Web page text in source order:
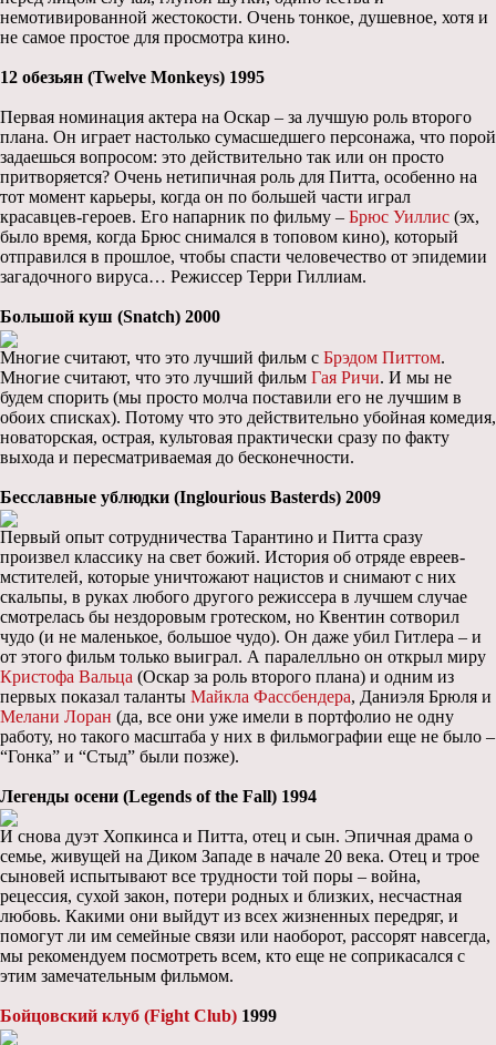
немотивированной жестокости. Очень тонкое, душевное, хотя и
не самое простое для просмотра кино.
12 обезьян (Twelve Monkeys) 1995
Первая номинация актера на Оскар – за лучшую роль второго
плана. Он играет настолько сумасшедшего персонажа, что порой
задаешься вопросом: это действительно так или он просто
притворяется? Очень нетипичная роль для Питта, особенно на
тот момент карьеры, когда он по большей части играл
красавцев-героев. Его напарник по фильму – Брюс Уиллис (эх,
было время, когда Брюс снимался в топовом кино), который
отправился в прошлое, чтобы спасти человечество от эпидемии
загадочного вируса… Режиссер Терри Гиллиам.
Большой куш (Snatch) 2000
Многие считают, что это лучший фильм с Брэдом Питтом.
Многие считают, что это лучший фильм Гая Ричи. И мы не
будем спорить (мы просто молча поставили его не лучшим в
обоих списках). Потому что это действительно убойная комедия,
новаторская, острая, культовая практически сразу по факту
выхода и пересматриваемая до бесконечности.
Бесславные ублюдки (Inglourious Basterds) 2009
Первый опыт сотрудничества Тарантино и Питта сразу
произвел классику на свет божий. История об отряде евреев-
мстителей, которые уничтожают нацистов и снимают с них
скальпы, в руках любого другого режиссера в лучшем случае
смотрелась бы нездоровым гротеском, но Квентин сотворил
чудо (и не маленькое, большое чудо). Он даже убил Гитлера – и
от этого фильм только выиграл. А паралелльно он открыл миру
Кристофа Вальца (Оскар за роль второго плана) и одним из
первых показал таланты Майкла Фассбендера, Даниэля Брюля и
Мелани Лоран (да, все они уже имели в портфолио не одну
работу, но такого масштаба у них в фильмографии еще не было –
“Гонка” и “Стыд” были позже).
Легенды осени (Legends of the Fall) 1994
И снова дуэт Хопкинса и Питта, отец и сын. Эпичная драма о
семье, живущей на Диком Западе в начале 20 века. Отец и трое
сыновей испытывают все трудности той поры – война,
рецессия, сухой закон, потери родных и близких, несчастная
любовь. Какими они выйдут из всех жизненных передряг, и
помогут ли им семейные связи или наоборот, рассорят навсегда,
мы рекомендуем посмотреть всем, кто еще не соприкасался с
этим замечательным фильмом.
Бойцовский клуб (Fight Club) 1999